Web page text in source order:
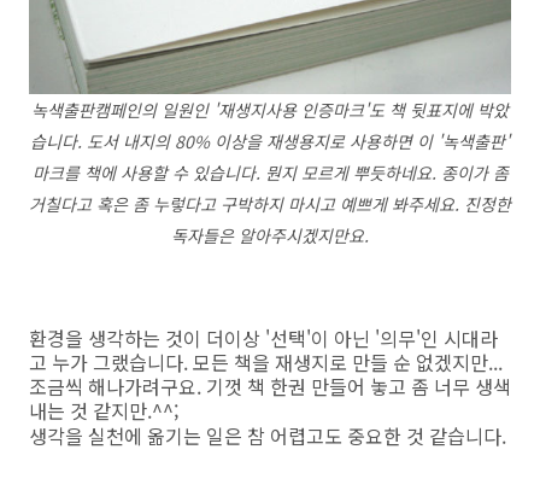
녹색출판캠페인의 일원인 '재생지사용 인증마크'도 책 뒷표지에 박았
습니다. 도서 내지의 80% 이상을 재생용지로 사용하면 이 '녹색출판'
마크를 책에 사용할 수 있습니다. 뭔지 모르게 뿌듯하네요. 종이가 좀
거칠다고 혹은 좀 누렇다고 구박하지 마시고 예쁘게 봐주세요. 진정한
독자들은 알아주시겠지만요.
환경을 생각하는 것이 더이상 '선택'이 아닌 '의무'인 시대라
고 누가 그랬습니다. 모든 책을 재생지로 만들 순 없겠지만...
조금씩 해나가려구요. 기껏 책 한권 만들어 놓고 좀 너무 생색
내는 것 같지만.^^;
생각을 실천에 옮기는 일은 참 어렵고도 중요한 것 같습니다.